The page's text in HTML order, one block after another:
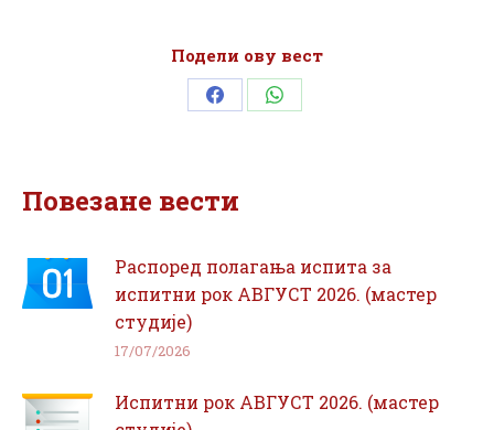
Подели ову вест
Share Share
Повезане вести
Распоред полагања испита за
испитни рок АВГУСТ 2026. (мастер
студије)
17/07/2026
Испитни рок АВГУСТ 2026. (мастер